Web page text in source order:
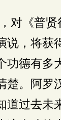
《普贤
说，将获
功德有多
楚。阿罗
道过去未